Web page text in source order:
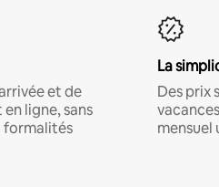
et de
ligne, sans
formalités
La
Des prix
mensuel